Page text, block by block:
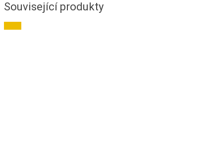
Související produkty